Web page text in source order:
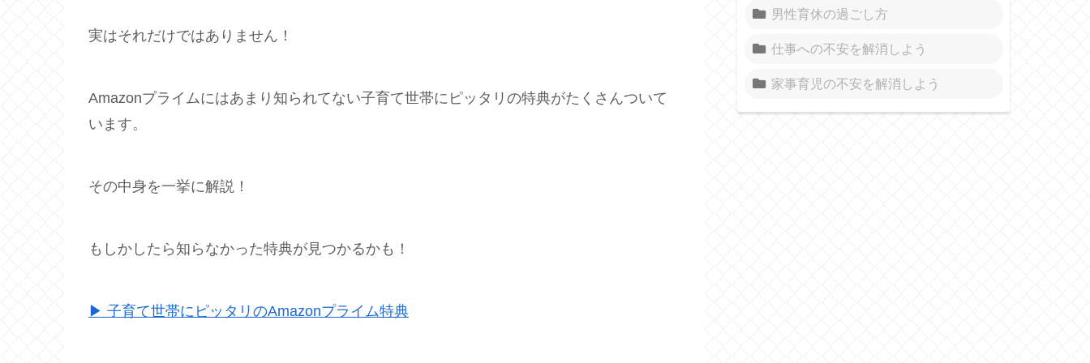
実はそれだけではありません！
Amazonプライムにはあまり知られてない子育て世帯にピッタリの特典がたくさんついて
います。
その中身を一挙に解説！
もしかしたら知らなかった特典が見つかるかも！
▶ 子育て世帯にピッタリのAmazonプライム特典
男性育休の過ごし方
仕事への不安を解消しよう
家事育児の不安を解消しよう